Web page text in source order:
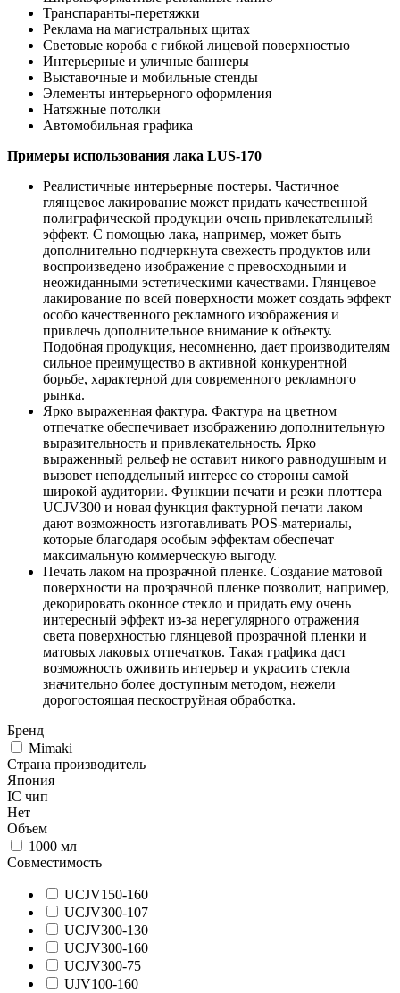
Транспаранты-перетяжки
Реклама на магистральных щитах
Световые короба с гибкой лицевой поверхностью
Интерьерные и уличные баннеры
Выставочные и мобильные стенды
Элементы интерьерного оформления
Натяжные потолки
Автомобильная графика
Примеры использования лака LUS-170
Реалистичные интерьерные постеры. Частичное
глянцевое лакирование может придать качественной
полиграфической продукции очень привлекательный
эффект. С помощью лака, например, может быть
дополнительно подчеркнута свежесть продуктов или
воспроизведено изображение с превосходными и
неожиданными эстетическими качествами. Глянцевое
лакирование по всей поверхности может создать эффект
особо качественного рекламного изображения и
привлечь дополнительное внимание к объекту.
Подобная продукция, несомненно, дает производителям
сильное преимущество в активной конкурентной
борьбе, характерной для современного рекламного
рынка.
Ярко выраженная фактура. Фактура на цветном
отпечатке обеспечивает изображению дополнительную
выразительность и привлекательность. Ярко
выраженный рельеф не оставит никого равнодушным и
вызовет неподдельный интерес со стороны самой
широкой аудитории. Функции печати и резки плоттера
UCJV300 и новая функция фактурной печати лаком
дают возможность изготавливать POS-материалы,
которые благодаря особым эффектам обеспечат
максимальную коммерческую выгоду.
Печать лаком на прозрачной пленке. Создание матовой
поверхности на прозрачной пленке позволит, например,
декорировать оконное стекло и придать ему очень
интересный эффект из-за нерегулярного отражения
света поверхностью глянцевой прозрачной пленки и
матовых лаковых отпечатков. Такая графика даст
возможность оживить интерьер и украсить стекла
значительно более доступным методом, нежели
дорогостоящая пескоструйная обработка.
Бренд
Mimaki
Страна производитель
Япония
IC чип
Нет
Объем
1000 мл
Совместимость
UCJV150-160
UCJV300-107
UCJV300-130
UCJV300-160
UCJV300-75
UJV100-160